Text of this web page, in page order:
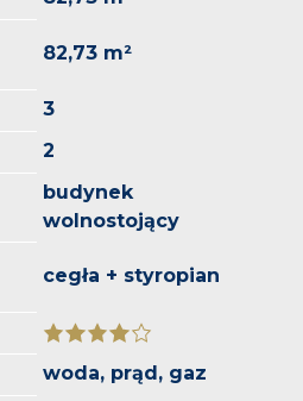
82,73 m²
3
2
budynek
wolnostojący
cegła + styropian
woda, prąd, gaz